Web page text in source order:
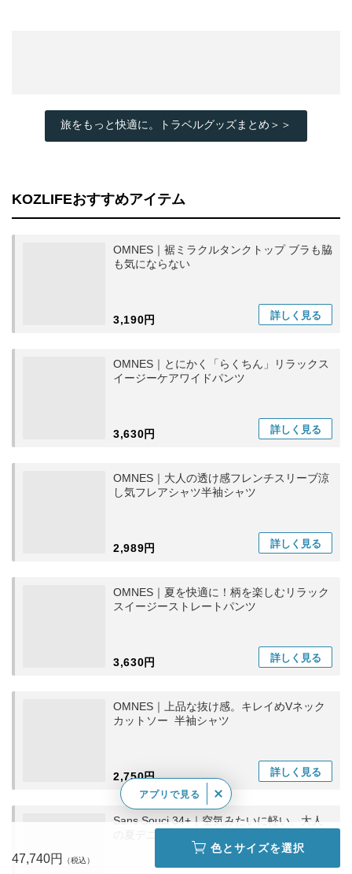
旅をもっと快適に。トラベルグッズまとめ＞＞
KOZLIFEおすすめアイテム
OMNES｜裾ミラクルタンクトップ ブラも脇
も気にならない
3,190円 詳しく 見る
OMNES｜とにかく「らくちん」リラックス
イージーケアワイドパンツ
3,630円 詳しく 見る
OMNES｜大人の透け感フレンチスリーブ涼
し気フレアシャツ半袖シャツ
2,989円 詳しく 見る
OMNES｜夏を快適に！柄を楽しむリラック
スイージーストレートパンツ
3,630円 詳しく 見る
OMNES｜上品な抜け感。キレイめVネック
カットソー 半袖シャツ
2,750円 詳しく 見る
Sans Souci 34+｜空気みたいに軽い、大人
47,740円
色とサイズを選択
アプリで見る